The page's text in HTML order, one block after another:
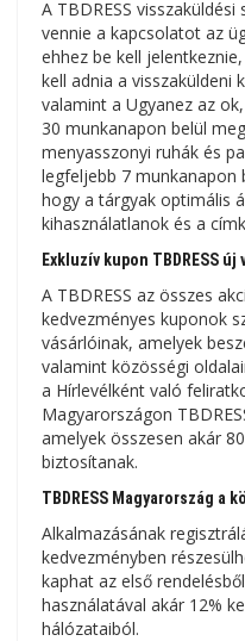
A TBDRESS
vennie a kapcsolatot az
ehhez be kell
kell adnia a visszaküldeni
valamint a Ugyanez az
30 munkanapon belül
menyasszonyi ruhák és
legfeljebb 7 munkanapon
hogy a tárgyak optimális
kihasználatlanok és a
Exkluzív kupon TBDRESS
A TBDRESS az összes
kedvezményes kuponok
vásárlóinak, amelyek
valamint közösségi
a Hírlevélként való
Magyarországon
amelyek összesen akár
biztosítanak.
TBDRESS Magyarország a
Alkalmazásának
kedvezményben
kaphat az első
használatával akár 12%
hálózataiból.